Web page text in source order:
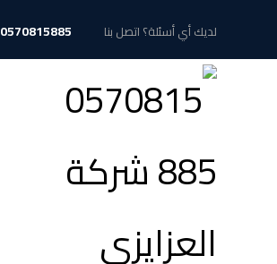
لديك أي أسئلة؟ اتصل بنا 0570815885